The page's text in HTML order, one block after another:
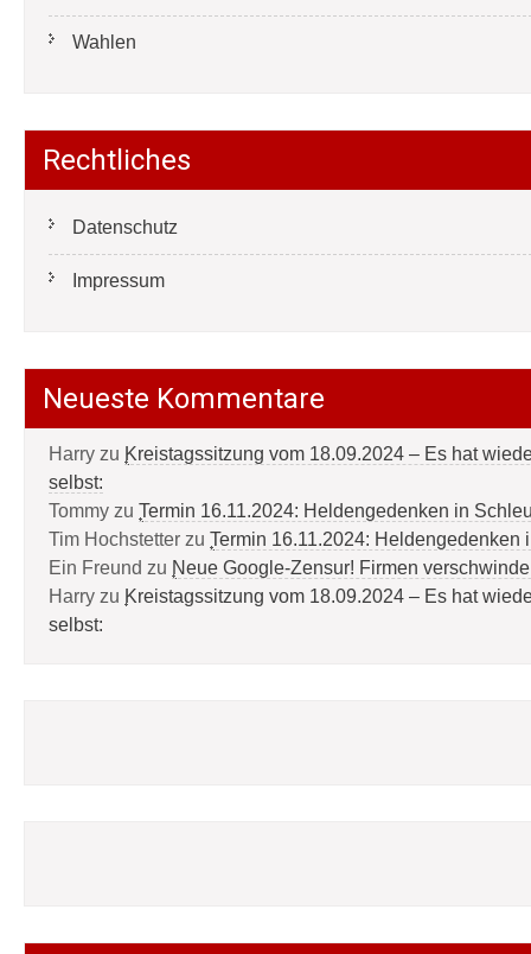
Wahlen
Rechtliches
Datenschutz
Impressum
Neueste Kommentare
Harry zu Kreistagssitzung vom 18.09.2024 – Es hat
selbst:
Tommy zu Termin 16.11.2024: Heldengedenken in
Tim Hochstetter zu Termin 16.11.2024: Heldengedenken
Ein Freund zu Neue Google-Zensur! Firmen
Harry zu Kreistagssitzung vom 18.09.2024 – Es hat
selbst: